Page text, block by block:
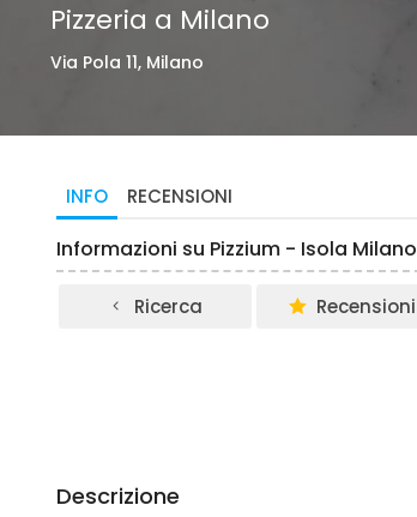
Pizzeria a Milano
Via Pola 11, Milano
INFO RECENSIONI
Informazioni su Pizzium - Isola Milano
Ricerca Recensioni
Descrizione